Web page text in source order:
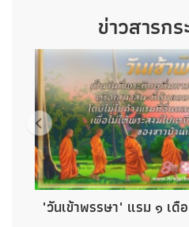
ข่าวสารก
28-07-2026
Post by ADMIN
"วันเข้าพรรษา" แรม ๑ เดื